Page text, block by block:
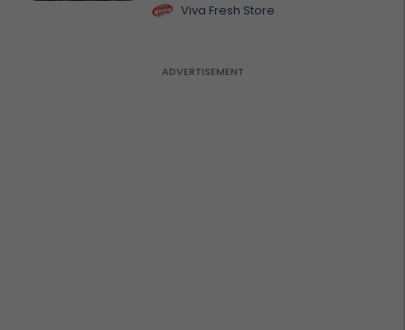
Viva Fresh Store